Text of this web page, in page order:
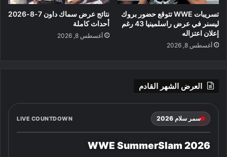
تسريبات WWE تتوقع حضور بروك
ليسنر في عرض راسلمينيا 43 رغم
إعلان اعتزاله
أغسطس 8, 2026
نتائج عرض سماك داون 7-8-2026
أحداث كاملة
أغسطس 8, 2026
العرض الشهر القادم
سمر سلام 2026 LIVE COUNTDOWN
WWE SummerSlam 2026